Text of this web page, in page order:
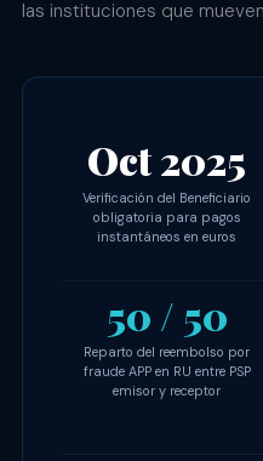
las instituciones que
Oct 2025
Verificación del Beneficiario
obligatoria para pagos
instantáneos en euros
50 / 50
Reparto del reembolso por
fraude APP en RU entre PSP
emisor y receptor